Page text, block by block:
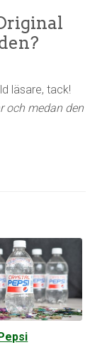
läsare, tack!
och medan den